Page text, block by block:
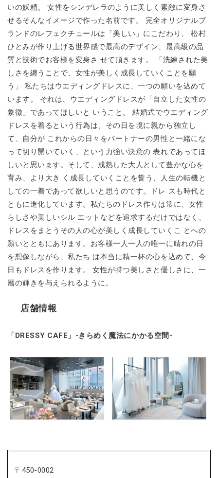
いの妖精。 女性をシンデレラのように美しく素敵に変身さ
せるそんなイメージで作った名前です。 完全オリジナルブ
ランドのレフェクチュールは「美しい」にこだわり、 松村
ひとみが作り上げる世界感で最高のデザイン、最高級の品
質と技術でお客様を変身さ せて頂きます。 「洗練された美
しさを纏うことで、女性が美しく成長していくことを願
う」 私たちはウエディングドレスに、一つの願いを込めて
います。 それは、ウエディングドレスが「自立した女性の
象徴」であってほしいと いうこと。 結婚式でウエディング
ドレスを着るという行為は、その日を境に親から独立し
て、自分が これからの日々をパートナーの男性と一緒にな
って切り開いていく、という力強い決意の 表れであってほ
しいと思います。そして、成熟した大人として豊かな心を
育み、より大き く成長していくことを誓う、人生の転機と
しての一着であって欲しいと思うのです。ドレ スも時代と
ともに進化しています。私たちのドレス作りは常に、女性
らしさや美しいシル エットなどを追求するだけではなく、
ドレスをまとうその人の心が美しく成長していくこ とへの
願いとともにあります。お客様一人一人の唯一に晴れの日
を想像しながら、私たち は本当に精一杯の心を込めて、今
日もドレスを作ります。 女性が持つ美しさと優しさに、一
層の輝きを与えられるように。
店舗情報
「DRESSY CAFE」-きらめく魔法にかかる空間-
〒450-0002